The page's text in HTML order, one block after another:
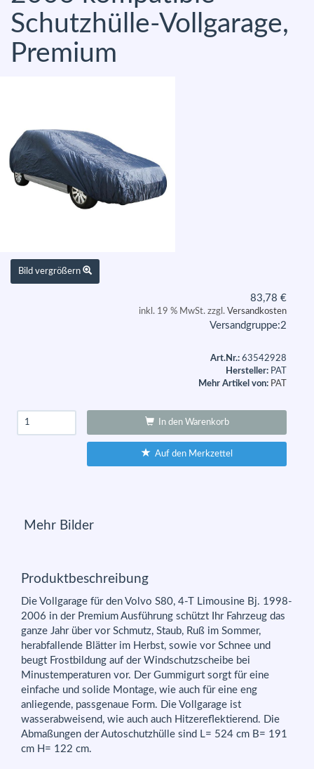
Schutzhülle-Vollgarage,
Premium
Bild vergrößern
83,78 €
inkl. 19 % MwSt. zzgl. Versandkosten
Versandgruppe:2
Art.Nr.: 63542928
Hersteller: PAT
Mehr Artikel von: PAT
In den Warenkorb
Auf den Merkzettel
Mehr Bilder
Produktbeschreibung
Die Vollgarage für den Volvo S80, 4-T Limousine Bj. 1998-
2006 in der Premium Ausführung schützt Ihr Fahrzeug das
ganze Jahr über vor Schmutz, Staub, Ruß im Sommer,
herabfallende Blätter im Herbst, sowie vor Schnee und
beugt Frostbildung auf der Windschutzscheibe bei
Minustemperaturen vor. Der Gummigurt sorgt für eine
einfache und solide Montage, wie auch für eine eng
anliegende, passgenaue Form. Die Vollgarage ist
wasserabweisend, wie auch auch Hitzereflektierend. Die
Abmaßungen der Autoschutzhülle sind L= 524 cm B= 191
cm H= 122 cm.